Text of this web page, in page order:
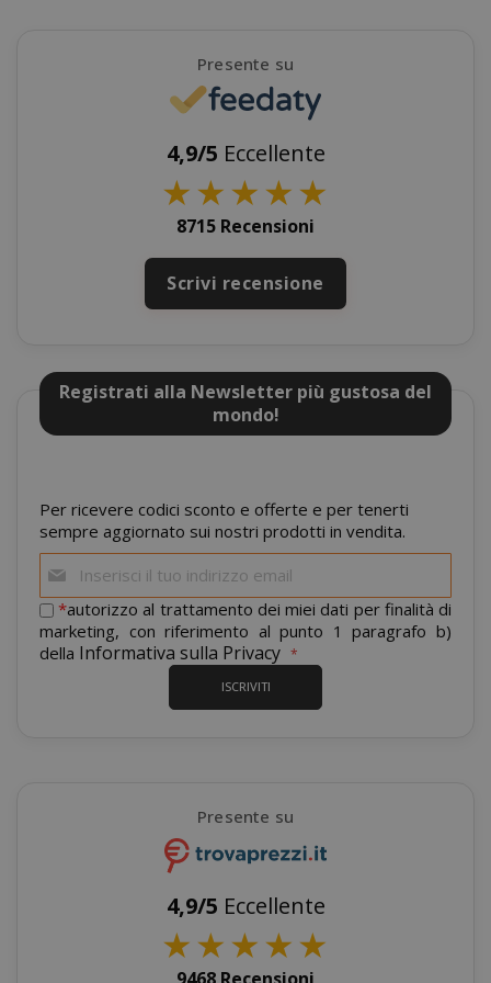
Presente su
4,9/5 Eccellente
★★★★★
8715 Recensioni
Scrivi recensione
Registrati alla Newsletter più gustosa del
mondo!
Per ricevere codici sconto e offerte e per tenerti
sempre aggiornato sui nostri prodotti in vendita.
alla
nostra
newsletter:
*autorizzo al trattamento dei miei dati per finalità di
marketing, con riferimento al punto 1 paragrafo b)
della Informativa sulla Privacy
ISCRIVITI
Presente su
4,9/5 Eccellente
★★★★★
mage-cache-sessid
mage-cache-storage Adobe Inc.
CrossDomainCookieScriptConsent_105
recently_compared_product